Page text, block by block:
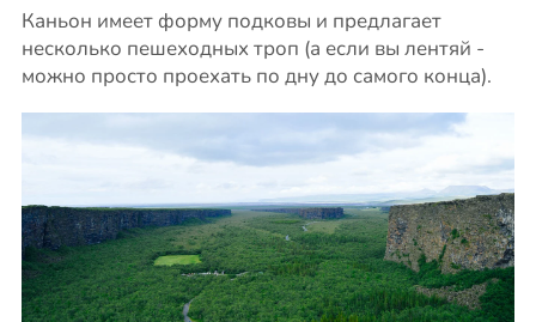
Каньон имеет форму подковы и предлагает
несколько пешеходных троп (а если вы лентяй -
можно просто проехать по дну до самого конца).